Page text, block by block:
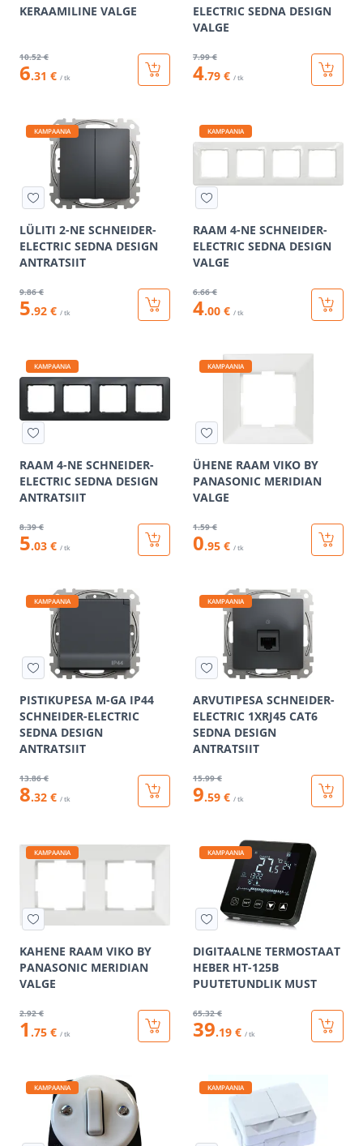
KERAAMILINE VALGE
10.52 €
6.31 € / tk
ELECTRIC SEDNA DESIGN
VALGE
7.99 €
4.79 € / tk
KAMPAANIA
LÜLITI 2-NE SCHNEIDER-
ELECTRIC SEDNA DESIGN
ANTRATSIIT
9.86 €
5.92 € / tk
KAMPAANIA
RAAM 4-NE SCHNEIDER-
ELECTRIC SEDNA DESIGN
VALGE
6.66 €
4.00 € / tk
KAMPAANIA
RAAM 4-NE SCHNEIDER-
ELECTRIC SEDNA DESIGN
ANTRATSIIT
8.39 €
5.03 € / tk
KAMPAANIA
ÜHENE RAAM VIKO BY
PANASONIC MERIDIAN
VALGE
1.59 €
0.95 € / tk
KAMPAANIA
PISTIKUPESA M-GA IP44
SCHNEIDER-ELECTRIC
SEDNA DESIGN
ANTRATSIIT
13.86 €
8.32 € / tk
KAMPAANIA
ARVUTIPESA SCHNEIDER-
ELECTRIC 1XRJ45 CAT6
SEDNA DESIGN
ANTRATSIIT
15.99 €
9.59 € / tk
KAMPAANIA
KAHENE RAAM VIKO BY
PANASONIC MERIDIAN
VALGE
2.92 €
1 .75 € / tk
KAMPAANIA
DIGITAALNE TERMOSTAAT
HEBER HT-125B
PUUTETUNDLIK MUST
65.32 €
39.19 € / tk
KAMPAANIA KAMPAANIA